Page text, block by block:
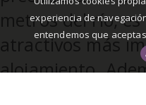
experiencia de
entendemos que
metros del río,
atractivos más
alojamiento.